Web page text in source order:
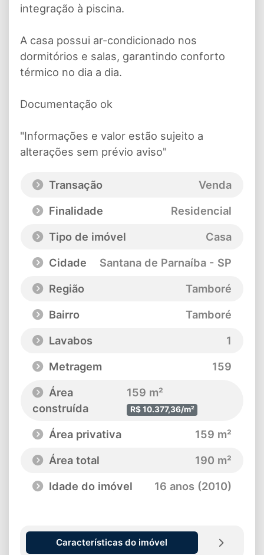
integração à piscina.
A casa possui ar-condicionado nos
dormitórios e salas, garantindo conforto
térmico no dia a dia.
Documentação ok
"Informações e valor estão sujeito a
alterações sem prévio aviso"
Transação
Venda
Finalidade
Residencial
Tipo de imóvel
Casa
Cidade
Santana de Parnaíba - SP
Região
Tamboré
Bairro
Tamboré
Lavabos
1
Metragem
159
Área
construída
159 m²
R$ 10.377,36/m²
Área privativa
159 m²
Área total
190 m²
Idade do imóvel
16 anos (2010)
Características do imóvel